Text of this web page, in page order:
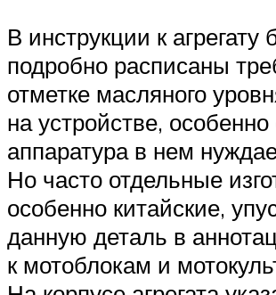
В инструкции к агрегату
подробно расписаны
отметке масляного
на устройстве, особенно
аппаратура в нем
Но часто отдельные
особенно китайские,
данную деталь в
к мотоблокам и